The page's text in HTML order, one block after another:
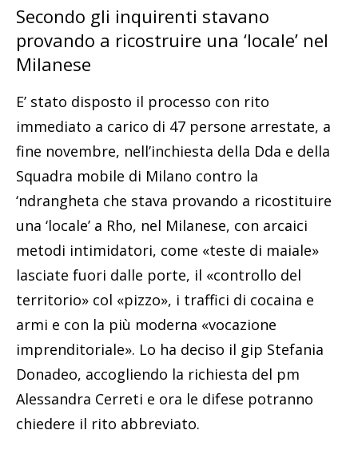
Secondo gli inquirenti stavano
provando a ricostruire una ‘locale’ nel
Milanese
E’ stato disposto il processo con rito
immediato a carico di 47 persone arrestate, a
fine novembre, nell’inchiesta della Dda e della
Squadra mobile di Milano contro la
‘ndrangheta che stava provando a ricostituire
una ‘locale’ a Rho, nel Milanese, con arcaici
metodi intimidatori, come «teste di maiale»
lasciate fuori dalle porte, il «controllo del
territorio» col «pizzo», i traffici di cocaina e
armi e con la più moderna «vocazione
imprenditoriale». Lo ha deciso il gip Stefania
Donadeo, accogliendo la richiesta del pm
Alessandra Cerreti e ora le difese potranno
chiedere il rito abbreviato.